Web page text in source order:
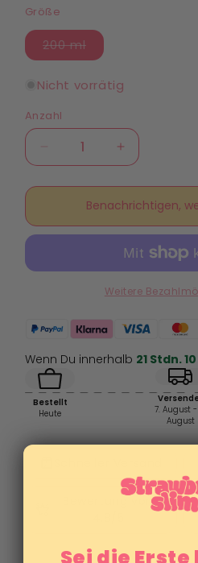
Größe
200 mlVariante
ausverkauft
nicht
verfügbar
Nicht vorrätig
Anzahl
Anzahl
Verringere
die
Menge
-
+
Erhöhe
die
Menge
für
-
Butter
+
Icee
Benachrichtigen,
Weitere
Wenn Du innerhalb 21 Stdn.
Bestellt
Heute
7. August -
August
Sei die